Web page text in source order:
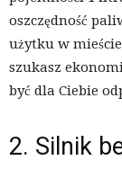
oszczędność
użytku w
szukasz
być dla Ciebie
2. Silnik